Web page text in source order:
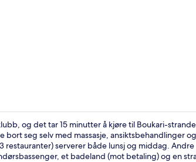
og det tar 15 minutter å kjøre til Boukari-
bort seg selv med massasje, ansiktsbehandlinger og
restauranter) serverer både lunsj og middag.
et badeland (mot betaling) og en